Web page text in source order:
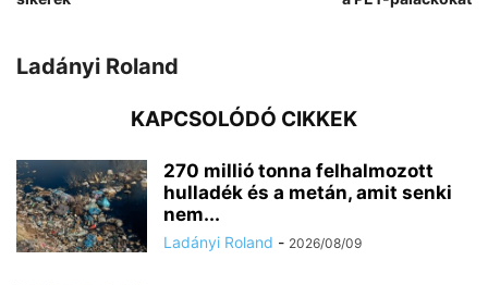
Ladányi Roland
KAPCSOLÓDÓ CIKKEK
270 millió tonna felhalmozott
hulladék és a metán, amit senki
nem...
Ladányi Roland - 2026/08/09